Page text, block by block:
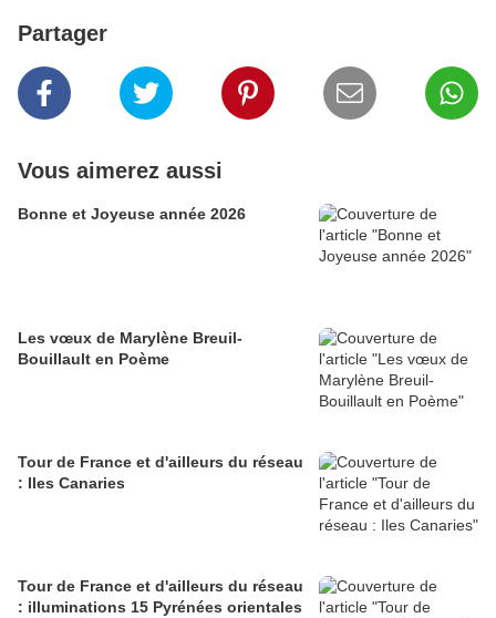
Partager
Vous aimerez aussi
Bonne et Joyeuse année 2026
Les vœux de Marylène Breuil-
Bouillault en Poème
Tour de France et d'ailleurs du réseau
: Iles Canaries
Tour de France et d'ailleurs du réseau
: illuminations 15 Pyrénées orientales